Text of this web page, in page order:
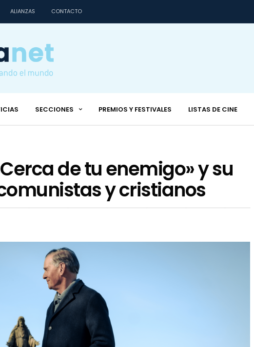
ALIANZAS CONTACTO
SECCIONES PREMIOS Y FESTIVALES LISTAS DE CINE
de tu enemigo» y su
y cristianos